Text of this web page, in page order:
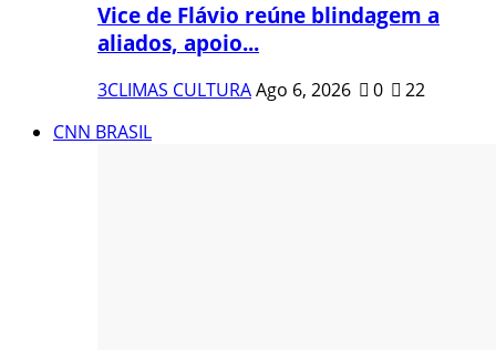
Vice de Flávio reúne blindagem a
aliados, apoio...
3CLIMAS CULTURAAgo 6, 2026 0
22
CNN BRASIL